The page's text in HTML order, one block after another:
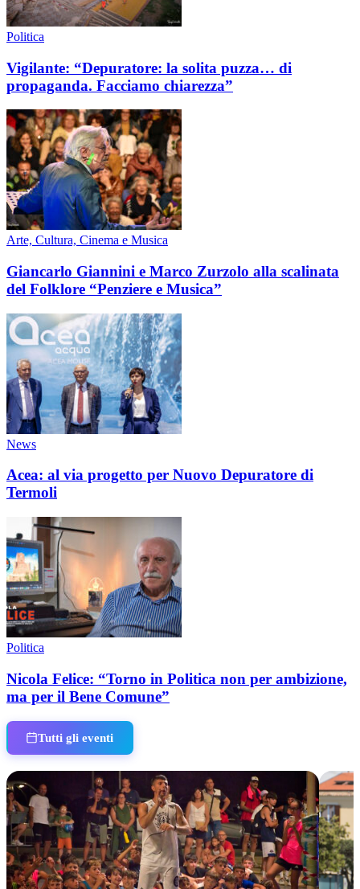
Politica
Vigilante: “Depuratore: la solita puzza… di
propaganda. Facciamo chiarezza”
Arte, Cultura, Cinema e Musica
Giancarlo Giannini e Marco Zurzolo alla scalinata
del Folklore “Penziere e Musica”
News
Acea: al via progetto per Nuovo Depuratore di
Termoli
Politica
Nicola Felice: “Torno in Politica non per ambizione,
ma per il Bene Comune”
Tutti gli eventi